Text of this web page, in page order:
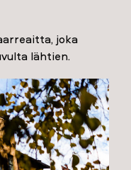
joka
lähtien.